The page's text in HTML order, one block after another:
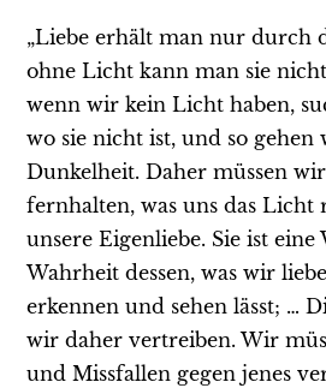
„Liebe erhält man nur durch
ohne Licht kann man sie
wenn wir kein Licht haben,
wo sie nicht ist, und so
Dunkelheit. Daher müssen
fernhalten, was uns das Licht
unsere Eigenliebe. Sie ist eine
Wahrheit dessen, was wir
erkennen und sehen lässt; …
wir daher vertreiben. Wir
und Missfallen gegen jenes